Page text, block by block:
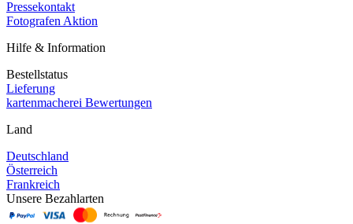
Pressekontakt
Fotografen Aktion
Hilfe & Information
Bestellstatus
Lieferung
kartenmacherei Bewertungen
Land
Deutschland
Österreich
Frankreich
Unsere Bezahlarten